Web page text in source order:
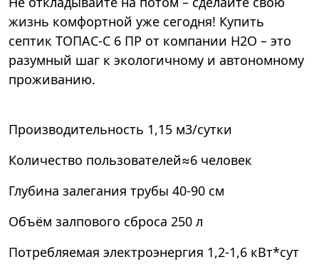
жизнь комфортной уже сегодня! Купить
септик ТОПАС-С 6 ПР от компании Н2О – это
разумный шаг к экологичному и автономному
проживанию.
Производительность 1,15 м3/сутки
Количество пользователей≈6 человек
Глубина залегания трубы 40-90 см
Объём залпового сброса 250 л
Потребляемая электроэнергия 1,2-1,6 кВт*сут